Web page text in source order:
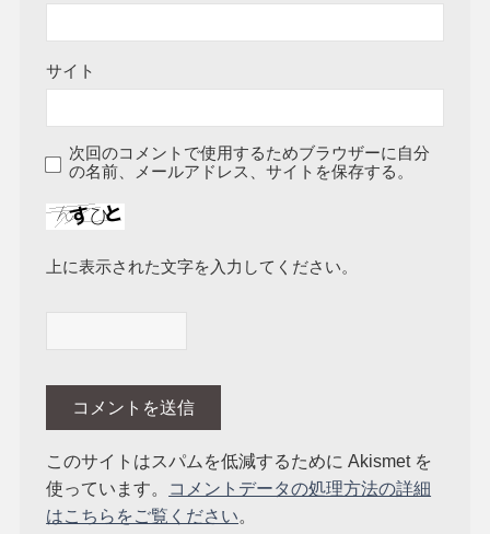
サイト
次回のコメントで使用するためブラウザーに自分
の名前、メールアドレス、サイトを保存する。
上に表示された文字を入力してください。
このサイトはスパムを低減するために Akismet を
使っています。
コメントデータの処理方法の詳細
はこちらをご覧ください。